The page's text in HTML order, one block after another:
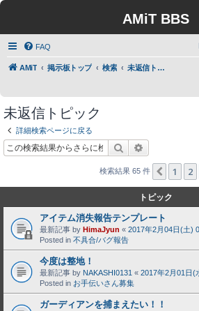
AMiT BBS
FAQ
AMiT 掲示板トップ 検索 未返信トピック
未返信トピック
詳細検索ページに戻る
検索
検索結果 65 件 １つ前
1 2
トピック
アイテム消失報告テンプレート
最新記事 by HimaJyun « 2017年2月04日(土)
Posted in 不具合/バグ報告
今度は整地！
最新記事 by NAKASHI0131 « 2017年2月01日(
Posted in お手伝いさん募集
ガーディアンを捕まえたい！！